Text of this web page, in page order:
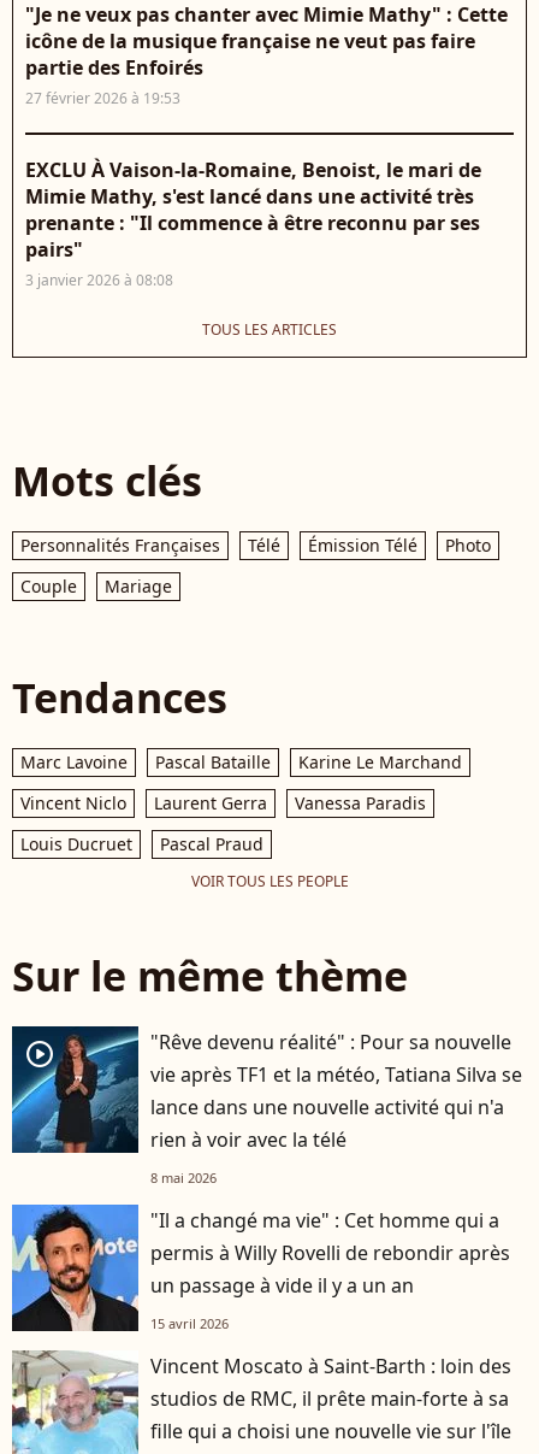
"Je ne veux pas chanter avec Mimie Mathy" : Cette
icône de la musique française ne veut pas faire
partie des Enfoirés
27 février 2026 à 19:53
EXCLU À Vaison-la-Romaine, Benoist, le mari de
Mimie Mathy, s'est lancé dans une activité très
prenante : "Il commence à être reconnu par ses
pairs"
3 janvier 2026 à 08:08
TOUS LES ARTICLES
Mots clés
Personnalités Françaises Télé Émission Télé
Photo
Couple
Mariage
Tendances
Marc Lavoine Pascal Bataille
Karine Le Marchand
Vincent Niclo
Laurent Gerra
Vanessa Paradis
Louis Ducruet
Pascal Praud
VOIR TOUS LES PEOPLE
Sur le même thème
player2
"Rêve devenu réalité" : Pour sa nouvelle
vie après TF1 et la météo, Tatiana Silva se
lance dans une nouvelle activité qui n'a
rien à voir avec la télé
8 mai 2026
"Il a changé ma vie" : Cet homme qui a
permis à Willy Rovelli de rebondir après
un passage à vide il y a un an
15 avril 2026
Vincent Moscato à Saint-Barth : loin des
studios de RMC, il prête main-forte à sa
fille qui a choisi une nouvelle vie sur l'île